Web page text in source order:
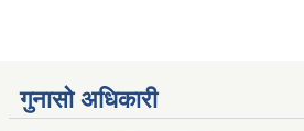
गुनासो अधिकारी